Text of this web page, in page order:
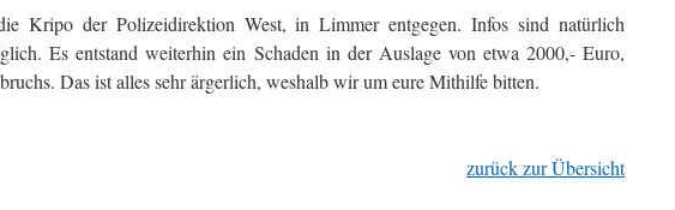
Kripo der Polizeidirektion West, in Limmer entgegen. Infos sind natürlich
Es entstand weiterhin ein Schaden in der Auslage von etwa 2000,- Euro,
Das ist alles sehr ärgerlich, weshalb wir um eure Mithilfe bitten.
zurück zur Übersicht